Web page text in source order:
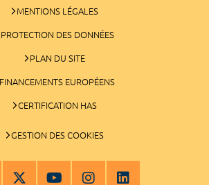
MENTIONS LÉGALES
PROTECTION DES DONNÉES
PLAN DU SITE
FINANCEMENTS EUROPÉENS
CERTIFICATION HAS
GESTION DES COOKIES